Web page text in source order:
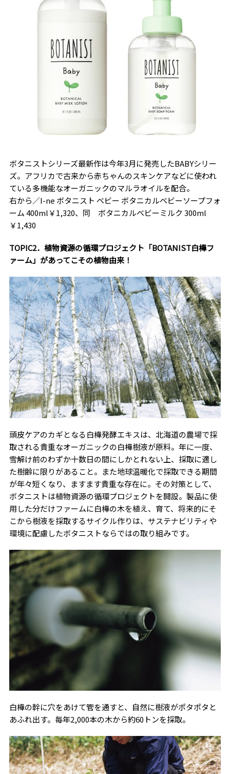
ボタニストシリーズ最新作は今年3月に発売したBABYシリー
ズ。アフリカで古来から赤ちゃんのスキンケアなどに使われ
ている多機能なオーガニックのマルラオイルを配合。
右から／I-ne ボタニスト ベビー ボタニカルベビーソープフォ
ーム 400ml￥1,320、同 ボタニカルベビーミルク 300ml
￥1,430
TOPIC2．植物資源の循環プロジェクト「BOTANIST白樺フ
ァーム」があってこその植物由来！
頭皮ケアのカギとなる白樺発酵エキスは、北海道の農場で採
取される貴重なオーガニックの白樺樹液が原料。年に一度、
雪解け前のわずか十数日の間にしかとれない上、採取に適し
た樹齢に限りがあること。また地球温暖化で採取できる期間
が年々短くなり、ますます貴重な存在に。その対策として、
ボタニストは植物資源の循環プロジェクトを開設。製品に使
用した分だけファームに白樺の木を植え、育て、将来的にそ
こから樹液を採取するサイクル作りは、サステナビリティや
環境に配慮したボタニストならではの取り組みです。
白樺の幹に穴をあけて管を通すと、自然に樹液がポタポタと
あふれ出す。毎年2,000本の木から約60トンを採取。